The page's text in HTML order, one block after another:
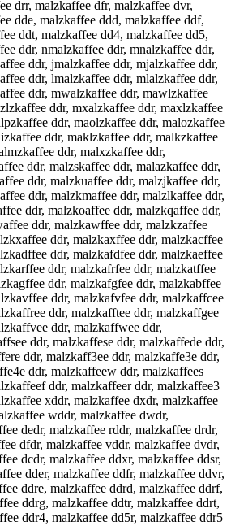
drr, malzkaffee dfr, malzkaffee dvr,
dde, malzkaffee ddd, malzkaffee ddf,
ddt, malzkaffee dd4, malzkaffee dd5,
ddr, nmalzkaffee ddr, mnalzkaffee ddr,
ddr, jmalzkaffee ddr, mjalzkaffee ddr,
ddr, lmalzkaffee ddr, mlalzkaffee ddr,
ddr, mwalzkaffee ddr, mawlzkaffee
ddr, mxalzkaffee ddr, maxlzkaffee
ddr, maolzkaffee ddr, malozkaffee
ddr, maklzkaffee ddr, malkzkaffee
ddr, malxzkaffee ddr,
ddr, malzskaffee ddr, malazkaffee ddr,
ddr, malzkuaffee ddr, malzjkaffee ddr,
ddr, malzkmaffee ddr, malzlkaffee ddr,
ddr, malzkoaffee ddr, malzkqaffee ddr,
ddr, malzkawffee ddr, malzkzaffee
ddr, malzkaxffee ddr, malzkacffee
ddr, malzkafdfee ddr, malzkaeffee
ddr, malzkafrfee ddr, malzkatffee
ddr, malzkafgfee ddr, malzkabffee
ddr, malzkafvfee ddr, malzkaffcee
ddr, malzkafftee ddr, malzkaffgee
ddr, malzkaffwee ddr,
ddr, malzkaffese ddr, malzkaffede ddr,
ddr, malzkaff3ee ddr, malzkaffe3e ddr,
ddr, malzkaffeew ddr, malzkaffees
ddr, malzkaffeer ddr, malzkaffee3
xddr, malzkaffee dxdr, malzkaffee
wddr, malzkaffee dwdr,
dedr, malzkaffee rddr, malzkaffee drdr,
dfdr, malzkaffee vddr, malzkaffee dvdr,
dcdr, malzkaffee ddxr, malzkaffee ddsr,
dder, malzkaffee ddfr, malzkaffee ddvr,
ddre, malzkaffee ddrd, malzkaffee ddrf,
ddrg, malzkaffee ddtr, malzkaffee ddrt,
ddr4, malzkaffee dd5r, malzkaffee ddr5